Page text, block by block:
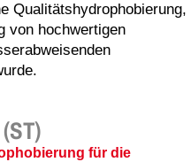
Qualitätshydrophobierung,
von hochwertigen
für die